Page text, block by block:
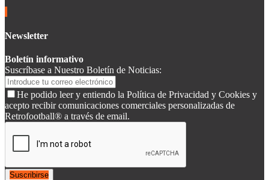
Newsletter
Boletín informativo
Suscríbase a Nuestro Boletín de Noticias:
He podido leer y entiendo la Política de Privacidad y Cookies y
acepto recibir comunicaciones comerciales personalizadas de
Retrofootball® a través de email.
Suscribirse